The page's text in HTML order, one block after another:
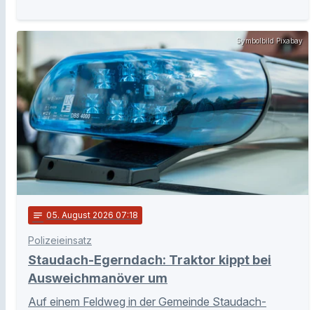
Symbolbild Pixabay
notes 05. August 2026 07:18
Polizeieinsatz
Staudach-Egerndach: Traktor kippt bei
Ausweichmanöver um
Auf einem Feldweg in der Gemeinde Staudach-